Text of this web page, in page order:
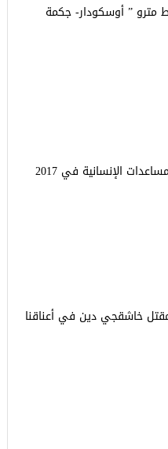
مترو ” أوسكودار- جكمة
الإنسانية في 2017
خاشقجي دين في أعناقنا